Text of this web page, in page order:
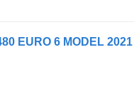
EURO 6 MODEL